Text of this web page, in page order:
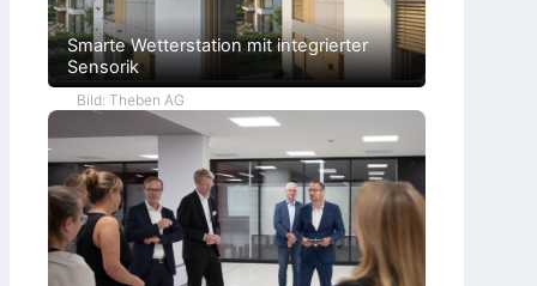
Smarte Wetterstation mit integrierter
Sensorik
Bild: Theben AG